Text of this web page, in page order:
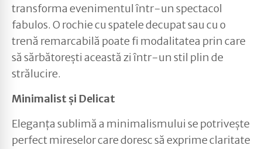
transforma evenimentul într-un spectacol
fabulos. O rochie cu spatele decupat sau cu o
trenă remarcabilă poate fi modalitatea prin care
să sărbătorești această zi într-un stil plin de
strălucire.
Minimalist și Delicat
Eleganța sublimă a minimalismului se potrivește
perfect mireselor care doresc să exprime claritate